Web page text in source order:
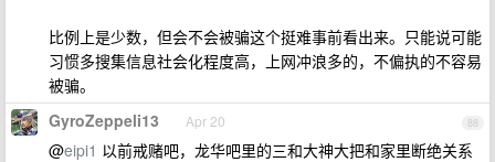
比例上是少数，但会不会被骗这个挺难事前看出来。只能说可能
习惯多搜集信息社会化程度高，上网冲浪多的，不偏执的不容易
被骗。
88
GyroZeppeli13 Apr 20
@eipi1 以前戒赌吧，龙华吧里的三和大神大把和家里断绝关系